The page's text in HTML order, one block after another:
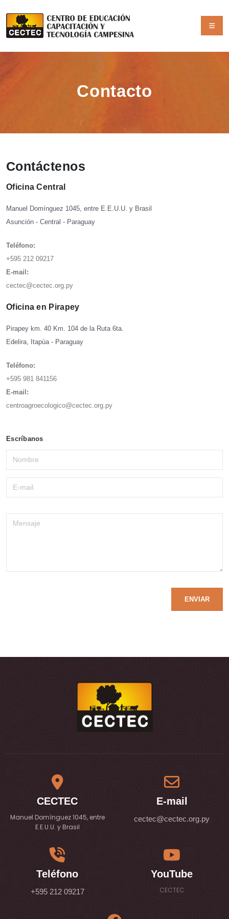
Contacto
Contáctenos
Oficina Central
Manuel Domínguez 1045, entre E.E.U.U. y Brasil
Asunción - Central - Paraguay
Teléfono:
+595 212 09217
E-mail:
cectec@cectec.org.py
Oficina en Pirapey
Pirapey km. 40 Km. 104 de la Ruta 6ta.
Edelira, Itapúa - Paraguay
Teléfono:
+595 981 841156
E-mail:
centroagroecologico@cectec.org.py
Escríbanos
CECTEC
Manuel Domínguez 1045, entre
E.E.U.U. y Brasil
E-mail
cectec@cectec.org.py
Teléfono
+595 212 09217
YouTube
CECTEC